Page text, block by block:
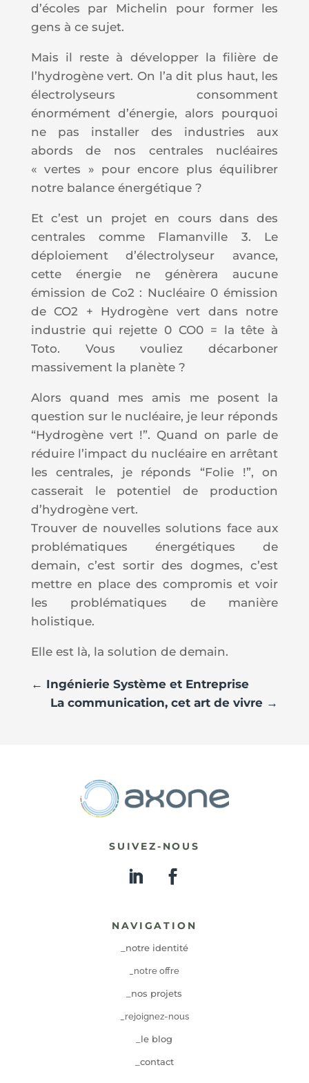
d’écoles par Michelin pour former les
gens à ce sujet.
Mais il reste à développer la filière de
l’hydrogène vert. On l’a dit plus haut, les
électrolyseurs consomment
énormément d’énergie, alors pourquoi
ne pas installer des industries aux
abords de nos centrales nucléaires
« vertes » pour encore plus équilibrer
notre balance énergétique ?
Et c’est un projet en cours dans des
centrales comme Flamanville 3. Le
déploiement d’électrolyseur avance,
cette énergie ne génèrera aucune
émission de Co2 : Nucléaire 0 émission
de CO2 + Hydrogène vert dans notre
industrie qui rejette 0 CO0 = la tête à
Toto. Vous vouliez décarboner
massivement la planète ?
Alors quand mes amis me posent la
question sur le nucléaire, je leur réponds
“Hydrogène vert !”. Quand on parle de
réduire l’impact du nucléaire en arrêtant
les centrales, je réponds “Folie !”, on
casserait le potentiel de production
d’hydrogène vert.
Trouver de nouvelles solutions face aux
problématiques énergétiques de
demain, c’est sortir des dogmes, c’est
mettre en place des compromis et voir
les problématiques de manière
holistique.
Elle est là, la solution de demain.
← Ingénierie Système et Entreprise
La communication, cet art de vivre →
SUIVEZ-NOUS
NAVIGATION
_notre identité
_notre offre
_nos projets
_rejoignez-nous
_le blog
_contact